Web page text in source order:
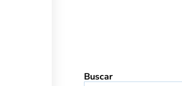
Buscar